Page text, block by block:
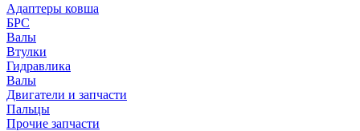
Адаптеры ковша
БРС
Валы
Втулки
Гидравлика
Валы
Двигатели и запчасти
Пальцы
Прочие запчасти